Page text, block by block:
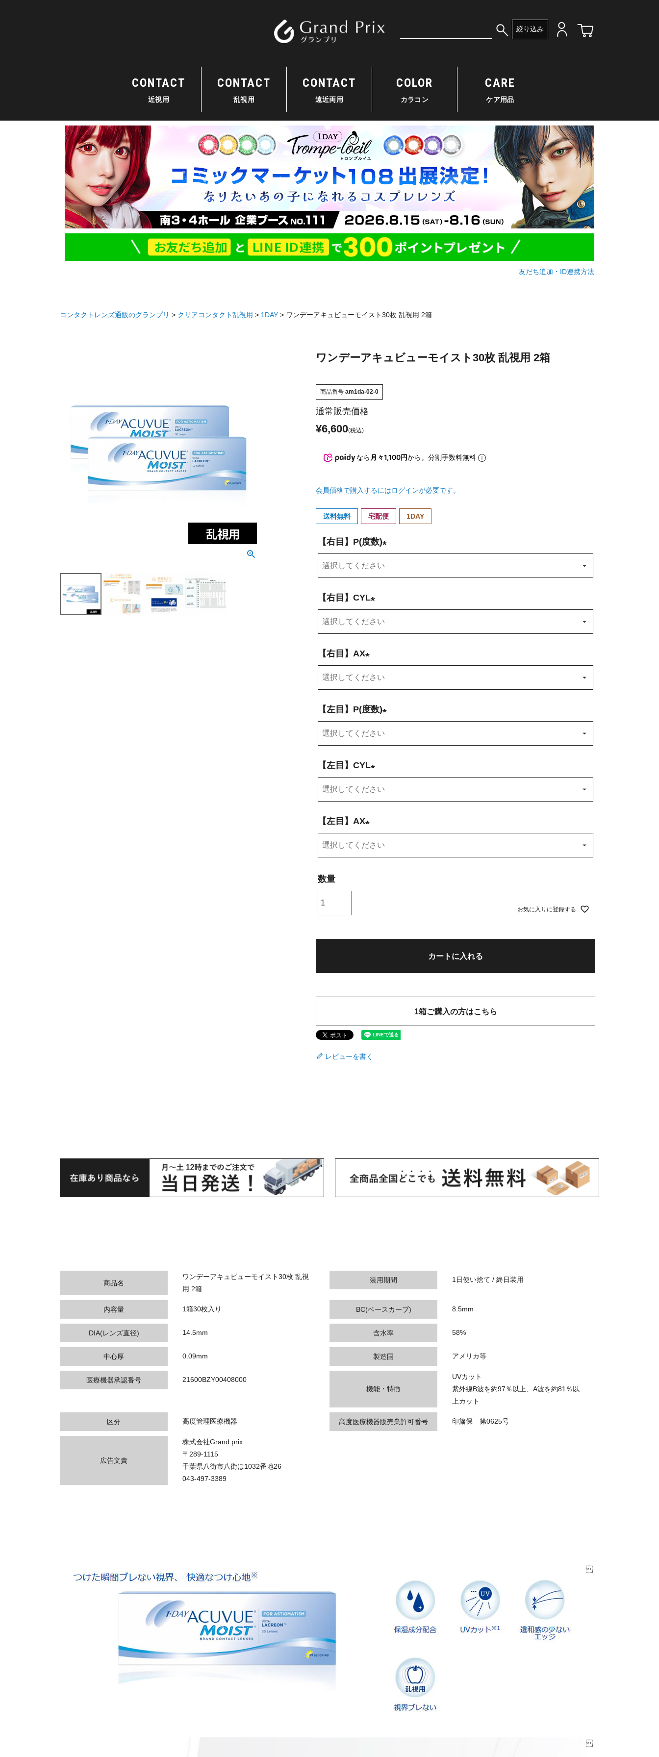
絞り込み
CONTACT
近視用
CONTACT
乱視用
CONTACT
遠近両用
COLOR
カラコン
CARE
ケア用品
友だち追加・ID連携方法
コンタクトレンズ通販のグランプリ クリアコンタクト乱視用 1DAY ワンデーアキュビューモイスト30枚 乱視用 2箱
ワンデーアキュビューモイスト30枚 乱視用 2箱
商品番号 am1da-02-0
通常販売価格
¥6,600
なら 月々1,100円から。分割手数料無料
会員価格で購入するにはログインが必要です。
送料無料 宅配便 1DAY
【右目】P(度数)
(
必
)
【右目】CYL
(
必
)
【右目】AX
(
必
須
)
【左目】P(度数)
(
必
)
【左目】CYL
(
必
)
【左目】AX
(
必
お気に入りに登録する
カートに入れる
1箱ご購入の方はこちら
レビューを書く
商品名
ワンデーアキュビューモイスト30枚 乱視
用 2箱
装用期間 1日使い捨て / 終日装用
内容量 1箱30枚入り BC(ベースカーブ) 8.5mm
DIA(レンズ直径) 14.5mm 含水率 58%
中心厚 0.09mm 製造国 アメリカ等
医療機器承認番号
21600BZY00408000
機能・特徴
UVカット
紫外線B波を約97％以上、A波を約81％以
上カット
区分 高度管理医療機器 高度医療機器販売業許可番号 印旛保 第0625号
広告文責
株式会社Grand prix
〒289-1115
千葉県八街市八街ほ1032番地26
043-497-3389